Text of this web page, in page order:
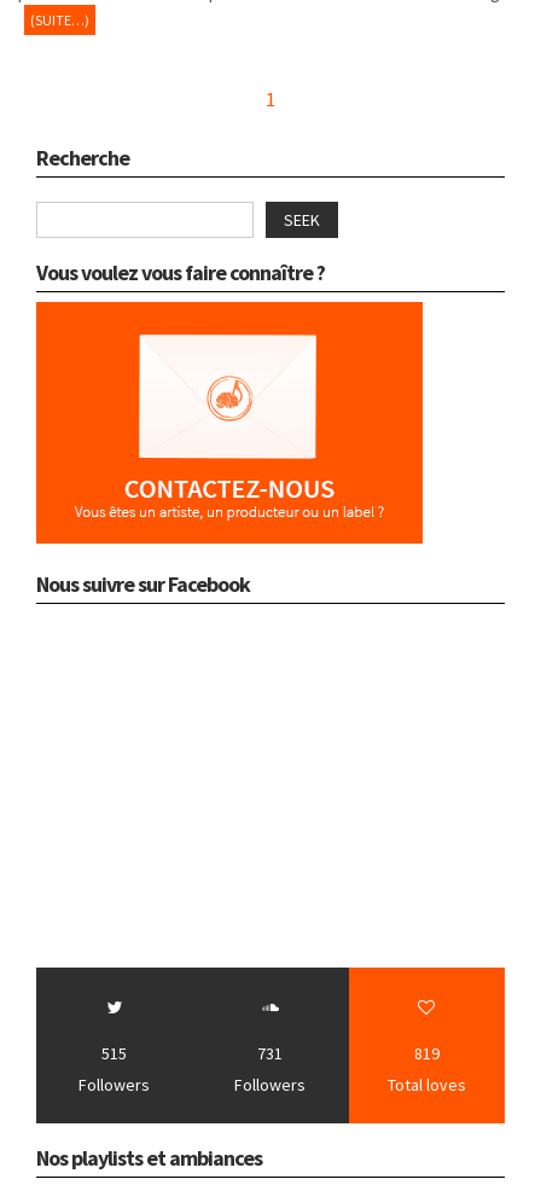
(SUITE…)
1
Recherche
SEEK
Vous voulez vous faire connaître ?
Nous suivre sur Facebook
515
Followers
731
Followers
819
Total loves
Nos playlists et ambiances